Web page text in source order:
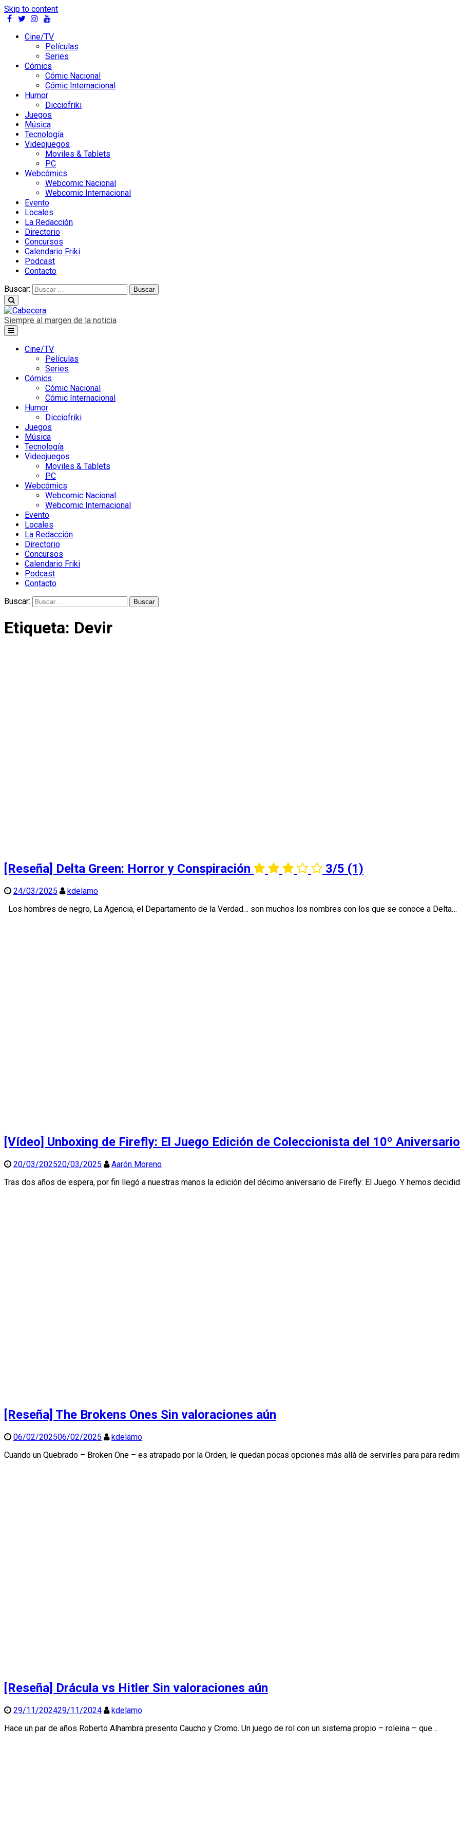
Skip to content
Cine/TV
Películas
Series
Cómics
Cómic Nacional
Cómic Internacional
Humor
Dicciofriki
Juegos
Música
Tecnología
Videojuegos
Moviles & Tablets
PC
Webcómics
Webcomic Nacional
Webcomic Internacional
Evento
Locales
La Redacción
Directorio
Concursos
Calendario Friki
Podcast
Contacto
Buscar:
Siempre al margen de la noticia
Cine/TV
Películas
Series
Cómics
Cómic Nacional
Cómic Internacional
Humor
Dicciofriki
Juegos
Música
Tecnología
Videojuegos
Moviles & Tablets
PC
Webcómics
Webcomic Nacional
Webcomic Internacional
Evento
Locales
La Redacción
Directorio
Concursos
Calendario Friki
Podcast
Contacto
Buscar:
Etiqueta: Devir
[Reseña] Delta Green: Horror y Conspiración 3/5 (1)
24/03/2025
kdelamo
Los hombres de negro, La Agencia, el Departamento de la Verdad… son muchos los nombres con los que se conoce a Delta…
[Vídeo] Unboxing de Firefly: El Juego Edición de Coleccionista del 10º
20/03/202520/03/2025
Aarón Moreno
Tras dos años de espera, por fin llegó a nuestras manos la edición del décimo aniversario de Firefly: El Juego. Y hemos
[Reseña] The Brokens Ones Sin valoraciones aún
06/02/202506/02/2025
kdelamo
Cuando un Quebrado – Broken One – es atrapado por la Orden, le quedan pocas opciones más allá de servirles para para
[Reseña] Drácula vs Hitler Sin valoraciones aún
29/11/202429/11/2024
kdelamo
Hace un par de años Roberto Alhambra presento Caucho y Cromo. Un juego de rol con un sistema propio – roleina – que…